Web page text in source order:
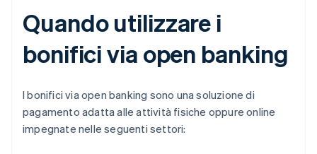
Quando utilizzare i
bonifici via open banking
I bonifici via open banking sono una soluzione di
pagamento adatta alle attività fisiche oppure online
impegnate nelle seguenti settori: